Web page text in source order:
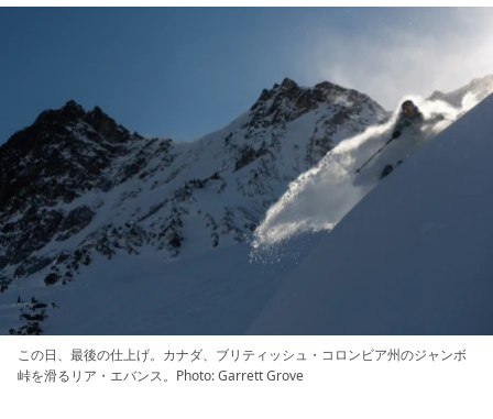
この日、最後の仕上げ。カナダ、ブリティッシュ・コロンビア州のジャンボ
峠を滑るリア・エバンス。Photo: Garrett Grove